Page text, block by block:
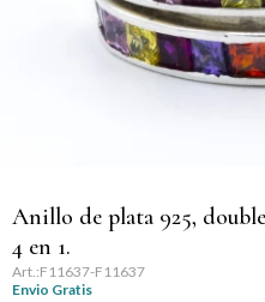
Anillo de plata 925,
4 en 1.
F11637-F11637
Envio Gratis
Día de la Mujer
Día del Amigo
Día del Maestro